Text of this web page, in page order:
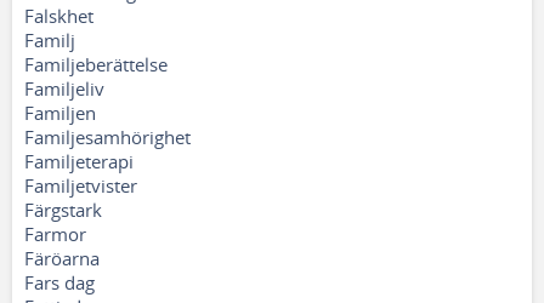
Falskhet
Familj
Familjeberättelse
Familjeliv
Familjen
Familjesamhörighet
Familjeterapi
Familjetvister
Färgstark
Farmor
Färöarna
Fars dag